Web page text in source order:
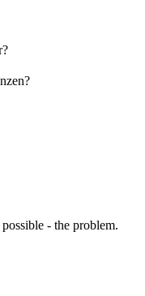
- the problem.